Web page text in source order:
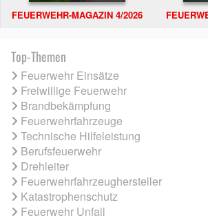
FEUERWEHR-MAGAZIN 4/2026
Top-Themen
Feuerwehr Einsätze
Freiwillige Feuerwehr
Brandbekämpfung
Feuerwehrfahrzeuge
Technische Hilfeleistung
Berufsfeuerwehr
Drehleiter
Feuerwehrfahrzeughersteller
Katastrophenschutz
Feuerwehr Unfall